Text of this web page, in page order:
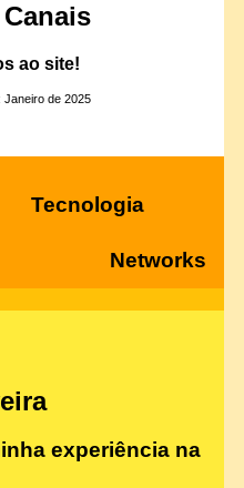
ao site!
Janeiro de 2025
Tecnologia
Networks
experiência na